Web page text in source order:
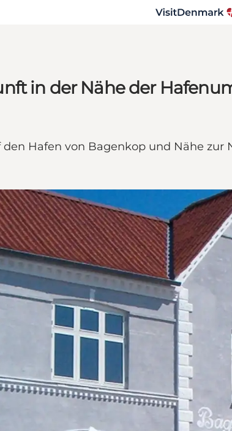
in der Nähe der
Hafen von Bagenkop und Nähe zur